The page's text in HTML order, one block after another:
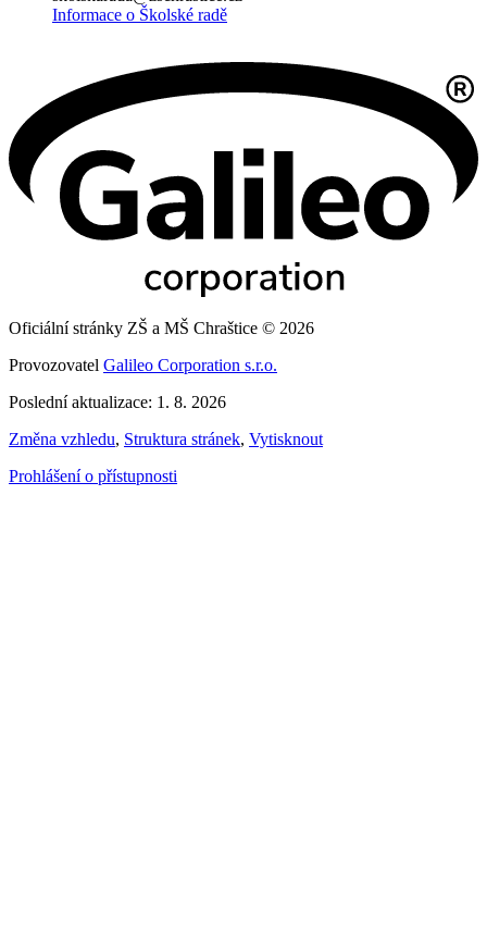
Informace o Školské radě
Oficiální stránky ZŠ a MŠ Chraštice © 2026
Provozovatel Galileo Corporation s.r.o.
Poslední aktualizace: 1. 8. 2026
Změna vzhledu, Struktura stránek, Vytisknout
Prohlášení o přístupnosti